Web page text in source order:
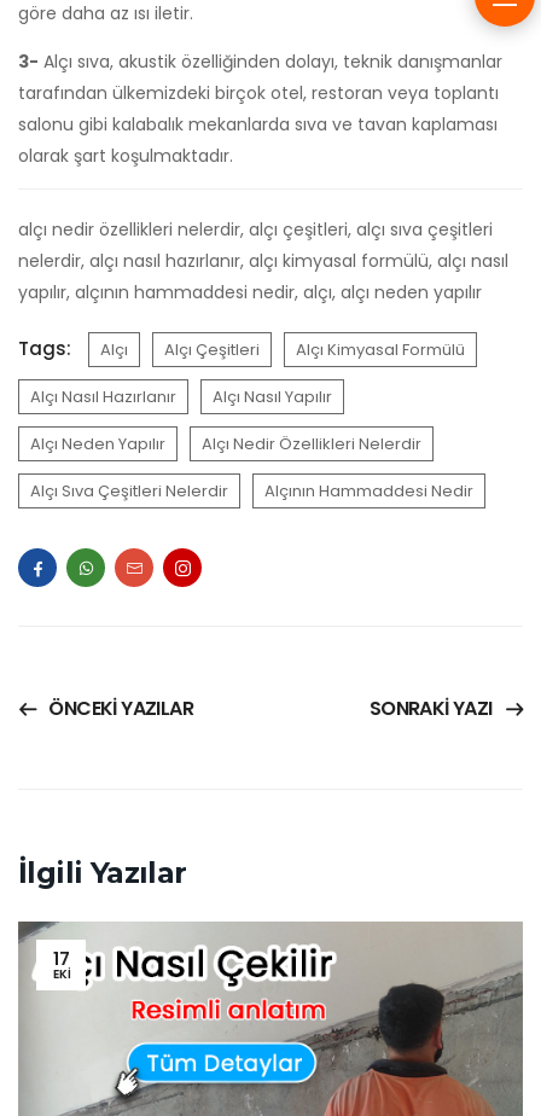
göre daha az ısı iletir.
3- Alçı sıva, akustik özelliğinden dolayı, teknik danışmanlar
tarafından ülkemizdeki birçok otel, restoran veya toplantı
salonu gibi kalabalık mekanlarda sıva ve tavan kaplaması
olarak şart koşulmaktadır.
alçı nedir özellikleri nelerdir, alçı çeşitleri, alçı sıva çeşitleri
nelerdir, alçı nasıl hazırlanır, alçı kimyasal formülü, alçı nasıl
yapılır, alçının hammaddesi nedir, alçı, alçı neden yapılır
Tags: Alçı Alçı Çeşitleri Alçı Kimyasal Formülü
Alçı Nasıl Hazırlanır Alçı Nasıl Yapılır
Alçı Neden Yapılır Alçı Nedir Özellikleri Nelerdir
Alçı Sıva Çeşitleri Nelerdir Alçının Hammaddesi Nedir
ÖNCEKI YAZILAR SONRAKI YAZI
İlgili Yazılar
17
EKI